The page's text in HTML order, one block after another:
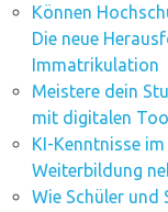
Können
Die neue
Immatrikulation
Meistere dein
mit digitalen
KI-Kenntnisse
Weiterbildung
Wie Schüler und